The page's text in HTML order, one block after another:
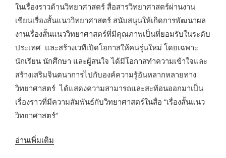
ในเรื่องราวด้านวิทยาศาสตร์ สื่อสารวิทยาศาสตร์ผ่านงาน
เขียนเรื่องสั้นแนววิทยาศาสตร์ สนับสนุนให้เกิดการพัฒนาผล
งานเรื่องสั้นแนววิทยาศาสตร์ที่มีคุณภาพเป็นที่ยอมรับในระดับ
ประเทศ และสร้างเวทีเปิดโอกาสให้คนรุ่นใหม่ โดยเฉพาะ
นักเรียน นักศึกษา และผู้สนใจ ได้มีโอกาสทำความเข้าใจและ
สร้างเสริมจินตนาการไปกับองค์ความรู้อันหลากหลายทาง
วิทยาศาสตร์ ได้แสดงความสามารถและสะท้อนออกมาเป็น
เรื่องราวที่มีความสัมพันธ์กับวิทยาศาสตร์ในสื่อ “เรื่องสั้นแนว
วิทยาศาสตร์”
อ่านเพิ่มเติม